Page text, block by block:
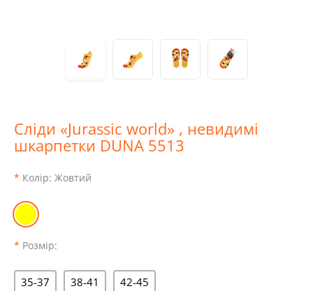
Сліди «Jurassic world» , невидимі
шкарпетки DUNA 5513
Колір: Жовтий
Розмір:
35-37 38-41 42-45